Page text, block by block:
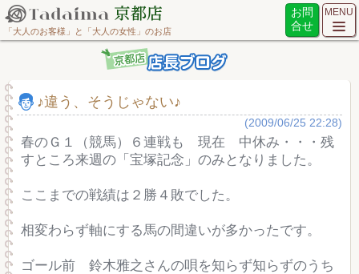
「大人のお客様」と「大人の女性」のお店
お問
合せ
MENU
♪違う、そうじゃない♪
(2009/06/25 22:28)
春のＧ１（競馬）６連戦も 現在 中休み・・・残
すところ来週の「宝塚記念」のみとなりました。
ここまでの戦績は２勝４敗でした。
相変わらず軸にする馬の間違いが多かったです。
ゴール前 鈴木雅之さんの唄を知らず知らずのうち